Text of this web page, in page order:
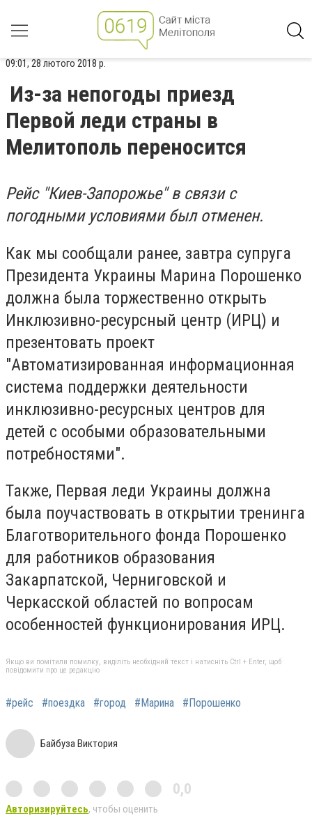
09:01, 28 лютого 2018 р.
Из-за непогоды приезд
Первой леди страны в
Мелитополь переносится
Рейс "Киев-Запорожье" в связи с
погодными условиями был отменен.
Как мы сообщали ранее, завтра супруга
Президента Украины Марина Порошенко
должна была торжественно открыть
Инклюзивно-ресурсный центр (ИРЦ) и
презентовать проект
"Автоматизированная информационная
система поддержки деятельности
инклюзивно-ресурсных центров для
детей с особыми образовательными
потребностями".
Также, Первая леди Украины должна
была поучаствовать в открытии тренинга
Благотворительного фонда Порошенко
для работников образования
Закарпатской, Черниговской и
Черкасской областей по вопросам
особенностей функционирования ИРЦ.
Якщо ви помітили помилку, виділіть необхідний текст і натисніть Ctrl + Enter, щоб
повідомити про це редакцію
#рейс #поездка #город #Марина #Порошенко
Байбуза Виктория
0,0
Авторизируйтесь, чтобы оценить